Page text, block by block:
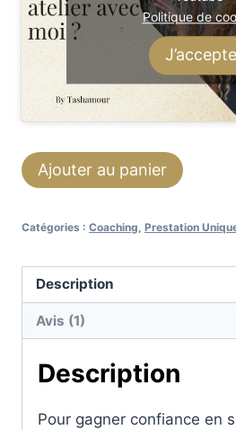
Politique de
J’accepte
quantité
de
Morphologie
Ajouter au panier
Catégories : Coaching Prestation
Description
Avis (1)
Description
Pour gagner confiance en